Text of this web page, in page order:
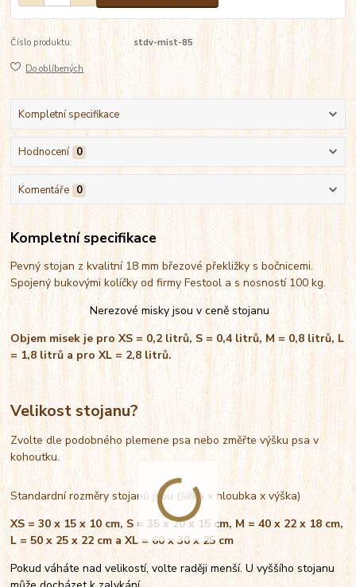
Číslo produktu: stdv-mist-85
Do oblíbených
Kompletní specifikace
Hodnocení 0
Komentáře 0
Kompletní specifikace
Pevný stojan z kvalitní 18 mm březové překližky s bočnicemi.
Spojený bukovými kolíčky od firmy Festool a s nosností 100 kg.
Nerezové misky jsou v ceně stojanu
Objem misek je pro XS = 0,2 litrů, S = 0,4 litrů, M = 0,8 litrů, L
= 1,8 litrů a pro XL = 2,8 litrů.
Velikost stojanu?
Zvolte dle podobného plemene psa nebo změřte výšku psa v
kohoutku.
Standardní rozměry stojanů jsou (šířka x hloubka x výška)
XS = 30 x 15 x 10 cm, S = 35 x 20 x 15 cm, M = 40 x 22 x 18 cm,
L = 50 x 25 x 22 cm a XL = 60 x 30 x 25 cm
Pokud váháte nad velikostí, volte raději menší. U vyššího stojanu